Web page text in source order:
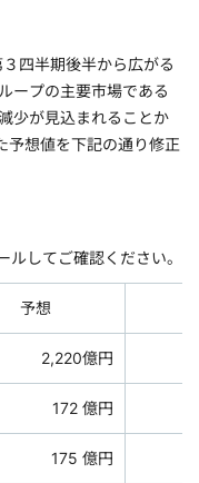
四半期後半から広がる
ープの主要市場である
少が見込まれることか
予想値を下記の通り修正
ルしてご確認ください。
予想
2,220億円
172 億円
175 億円